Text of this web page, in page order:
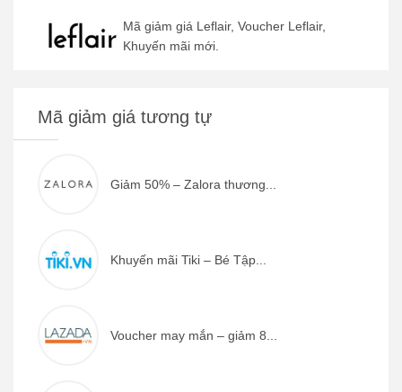
Mã giảm giá Leflair, Voucher Leflair,
Khuyến mãi mới.
Mã giảm giá tương tự
Giảm 50% – Zalora thương...
Khuyến mãi Tiki – Bé Tập...
Voucher may mắn – giảm 8...